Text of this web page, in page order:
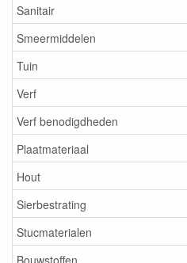
Sanitair
Smeermiddelen
Tuin
Verf
Verf benodigdheden
Plaatmateriaal
Hout
Sierbestrating
Stucmaterialen
Bouwstoffen